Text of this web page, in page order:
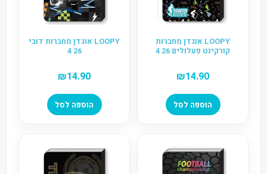
LOOPY אוגדן מחברות
קורקינט פעלולים 26 4
₪14.90
הוספה לסל
LOOPY אוגדן מחברות דובי
26 4
₪14.90
הוספה לסל